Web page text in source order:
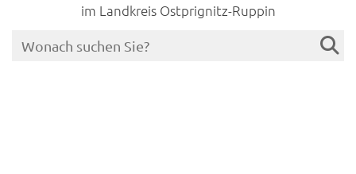
im Landkreis Ostprignitz-Ruppin